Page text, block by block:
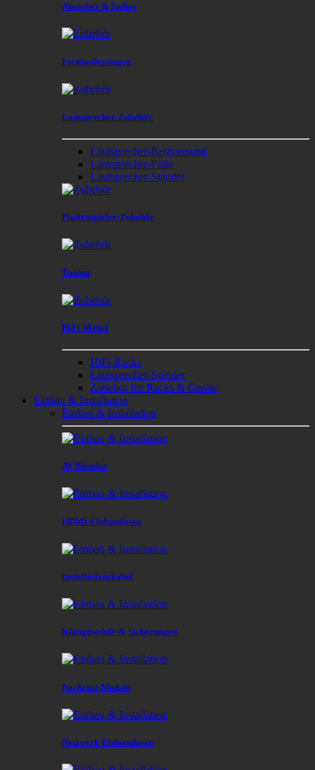
Absorber & Spikes
Fernbedienungen
Lautsprecher-Zubehör
Lautsprecher-Bespannung
Lautsprecher-Füße
Lautsprecher-Ständer
Plattenspieler-Zubehör
Tuning
HiFi-Möbel
HiFi-Racks
Lautsprecher-Ständer
Zubehör für Racks & Geräte
Einbau & Installation
Einbau & Installation
AV Blenden
HDMI-Einbaudosen
Installationskabel
Klangmodule & Sicherungen
Nachrüst-Module
Netzwerk-Einbaudosen